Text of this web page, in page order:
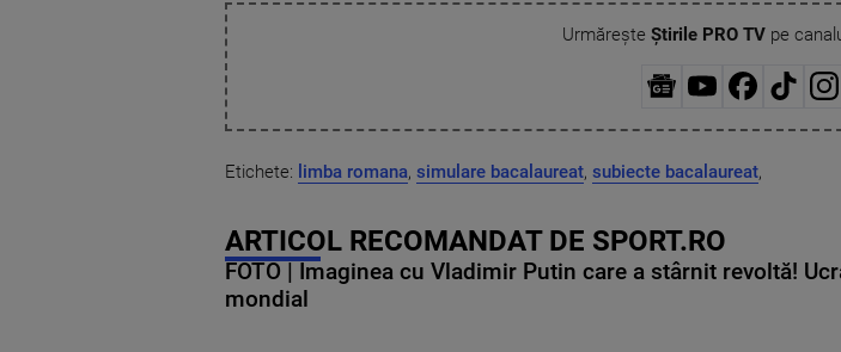
Urmărește Știrile PRO TVpe
Etichete: limba romana, simulare bacalaureat, subiecte bacalaureat,
ARTICOL RECOMANDAT DE SPORT.RO
FOTO | Imaginea cu Vladimir Putin care a stârnit revoltă!
mondial